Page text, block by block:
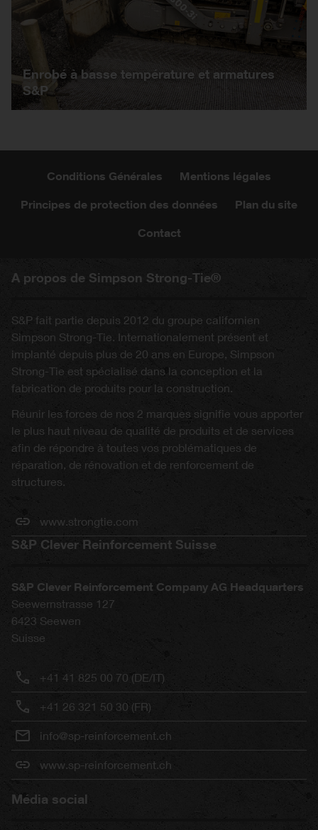
Enrobé à basse température et armatures
S&P
Conditions Générales Mentions légales
Principes de protection des données Plan du site
Contact
A propos de Simpson Strong-Tie®
S&P fait partie depuis 2012 du groupe californien
Simpson Strong-Tie. Internationalement présent et
implanté depuis plus de 20 ans en Europe, Simpson
Strong-Tie est spécialisé dans la conception et la
fabrication de produits pour la construction.
Réunir les forces de nos 2 marques signifie vous apporter
le plus haut niveau de qualité de produits et de services
afin de répondre à toutes vos problématiques de
réparation, de rénovation et de renforcement de
structures.
www.strongtie.com
S&P Clever Reinforcement Suisse
S&P Clever Reinforcement Company AG Headquarters
Seewernstrasse 127
6423 Seewen
Suisse
+41 41 825 00 70 (DE/IT)
+41 26 321 50 30 (FR)
info@sp-reinforcement.ch
www.sp-reinforcement.ch
Média social